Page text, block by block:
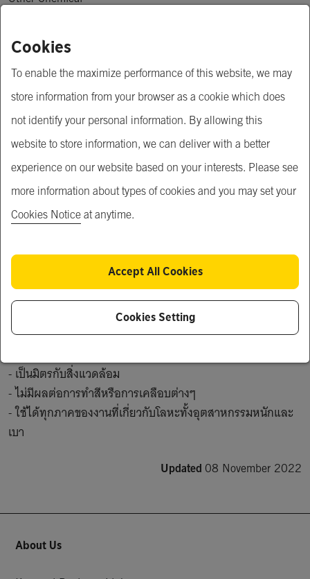
Cookies
To enable the maximize performance of this website, we may
store information from your browser as a cookie which does
not identify your personal information. By allowing this
website to store information, we can deliver with a better
experience on our website based on your interests. Please see
more information about types of cookies and you may set your
Cookies Noticeat anytime.
Accept All Cookies
Cookies Setting
Price
฿ 190.00 - 240.00
Minimum Order Quantity
1 กระป๋อง
Short Description
น้ำยาป้องกันสะเก็ดเกาะติดงานเชื่อม ABICOR BINZEL
MADE IN GERMANY
Product Description
น้ำยาป้องกันสะเก็ดเกาะติดงานเชื่อม ABICOR BINZEL
เป็นสเปรย์ป้องกันสะเก็ดเกาะติดงานเชื่อมชนิดพิเศษที่
- ไม่มีสารซิลิคอน
- เป็นมิตรกับสิ่งแวดล้อม
- ไม่มีผลต่อการทำสีหรือการเคลือบต่างๆ
- ใช้ได้ทุกภาคของงานที่เกี่ยวกับโลหะทั้งอุตสาหกรรมหนักและ
เบา
Updated 08 November 2022
About Us